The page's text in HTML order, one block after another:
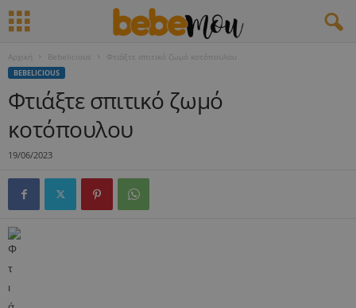
Αρχική Bebelicious Φτιάξτε σπιτικό ζωμό κοτόπουλου
BEBELICIOUS
Φτιάξτε σπιτικό ζωμό
κοτόπουλου
19/06/2023